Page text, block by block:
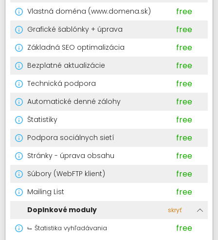
Vlastná doména (www.domena.sk)
free
Grafické šablónky + úprava free
Základná SEO optimalizácia free
Bezplatné aktualizácie free
Technická podpora free
Automatické denné zálohy free
Štatistiky free
Podpora sociálnych sietí free
Stránky - úprava obsahu free
Súbory (WebFTP klient) free
Mailing List free
Doplnkové moduly skryť
Štatistika vyhľadávania free